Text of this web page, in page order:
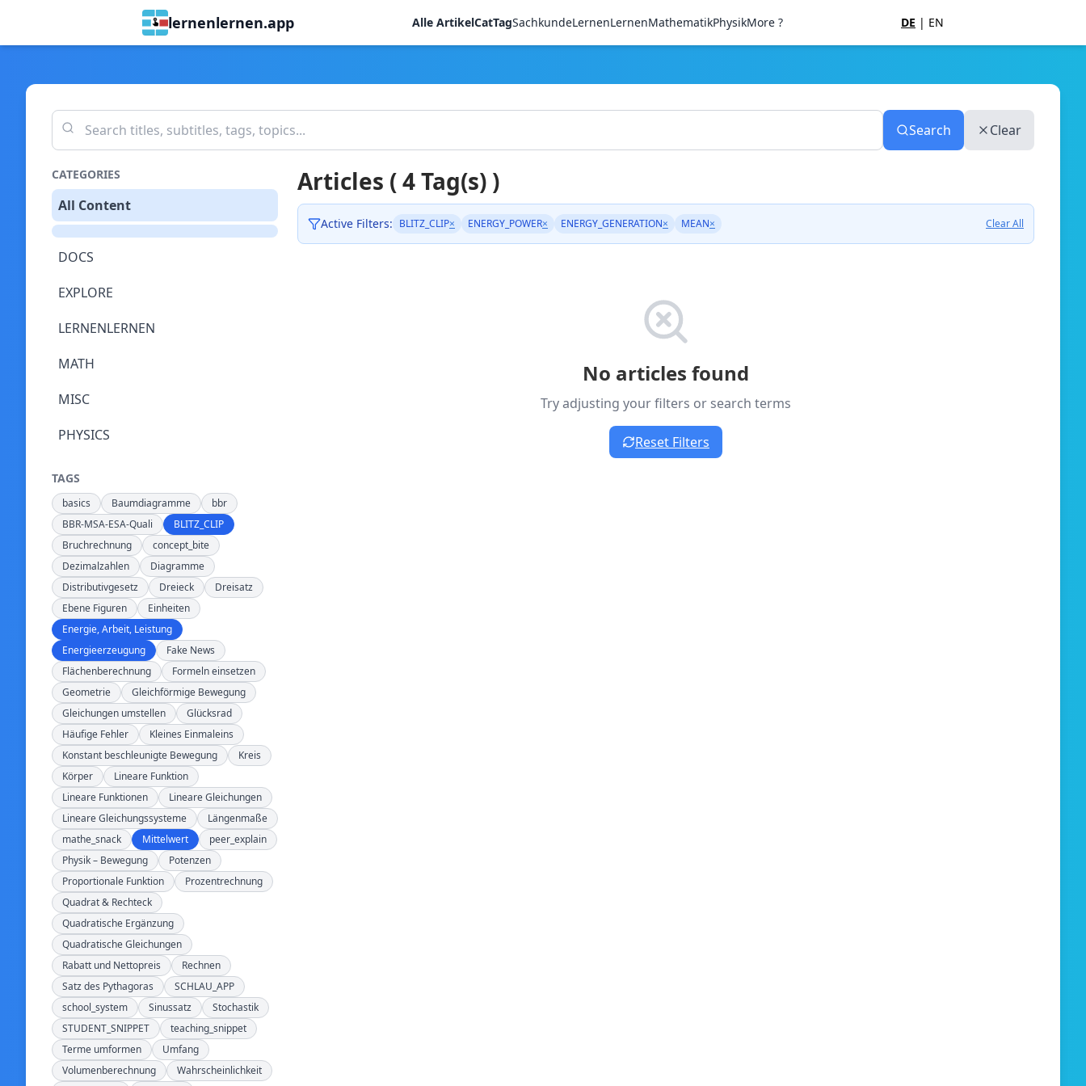
lernenlernen.app Alle ArtikelCatTagSachkundeLernenLernenMathematikPhysikMore ? DE | EN
Search Clear
CATEGORIES
All Content
DOCS
EXPLORE
LERNENLERNEN
MATH
MISC
PHYSICS
TAGS
basics Baumdiagramme
bbr
BBR-MSA-ESA-Quali
BLITZ_CLIP
Bruchrechnung
concept_bite
Dezimalzahlen
Diagramme
Distributivgesetz
Dreieck
Dreisatz
Ebene Figuren
Einheiten
Energie, Arbeit, Leistung
Energieerzeugung
Fake News
Flächenberechnung
Formeln einsetzen
Geometrie
Gleichförmige Bewegung
Gleichungen umstellen
Glücksrad
Häufige Fehler
Kleines Einmaleins
Konstant beschleunigte Bewegung
Kreis
Körper
Lineare Funktion
Lineare Funktionen
Lineare Gleichungen
Lineare Gleichungssysteme
Längenmaße
mathe_snack
Mittelwert
peer_explain
Physik – Bewegung
Potenzen
Proportionale Funktion
Prozentrechnung
Quadrat & Rechteck
Quadratische Ergänzung
Quadratische Gleichungen
Rabatt und Nettopreis
Rechnen
Satz des Pythagoras
SCHLAU_APP
school_system
Sinussatz
Stochastik
STUDENT_SNIPPET
teaching_snippet
Terme umformen
Umfang
Volumenberechnung
Wahrscheinlichkeit
Articles ( 4 Tag(s) )
Active Filters: BLITZ_CLIP× ENERGY_POWER× ENERGY_GENERATION× MEAN× Clear All
No articles found
Try adjusting your filters or search terms
Reset Filters